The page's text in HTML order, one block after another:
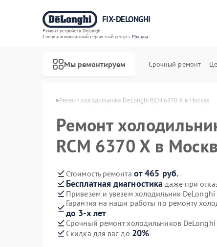
FIX-DELONGHI
Ремонт устройств DeLonghi
Специализированный cервисный центр г.Москва
Мы ремонтируем Срочный ремонт
Ремонт холодильника DeLonghi RCM 6370 X в Москве
Ремонт
RCM 6370 X в
Стоимость ремонта от 465 руб.
Бесплатная диагностика даже при
Привезем и увезем холодильник DeLonghi
Гарантия на наши работы по ремонту
до 3-х лет
Срочный ремонт холодильников DeLonghi
Скидка для вас до 20%